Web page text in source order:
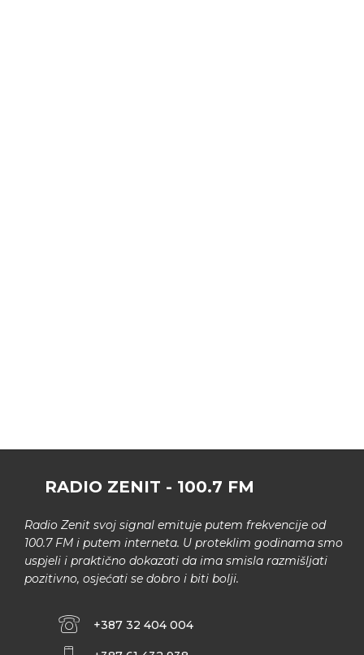
RADIO ZENIT - 100.7 FM
Radio Zenit svoj signal emituje putem frekvencije od
100.7 FM i putem interneta. U proteklim godinama smo
uspjeli i praktično dokazati da ima smisla razmišljati
pozitivno, osjećati se dobro i biti bolji.
+387 32 404 004